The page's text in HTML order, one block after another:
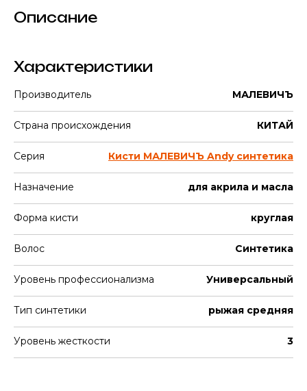
Описание
Характеристики
Производитель МАЛЕВИЧЪ
Страна происхождения КИТАЙ
Серия Кисти МАЛЕВИЧЪ Andy синтетика
Назначение для акрила и масла
Форма кисти круглая
Волос Синтетика
Уровень профессионализма Универсальный
Тип синтетики рыжая средняя
Уровень жесткости 3